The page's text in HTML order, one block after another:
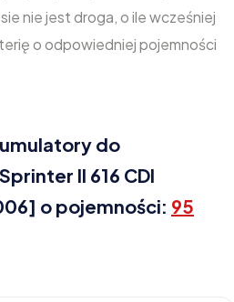
nie jest droga, o ile wcześniej
o odpowiedniej pojemności
do
II 616 CDI
o pojemności: 95